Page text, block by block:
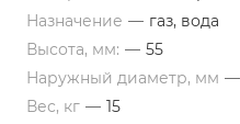
Назначение — газ, вода
Высота, мм: — 55
Наружный диаметр, мм —
Вес, кг — 15